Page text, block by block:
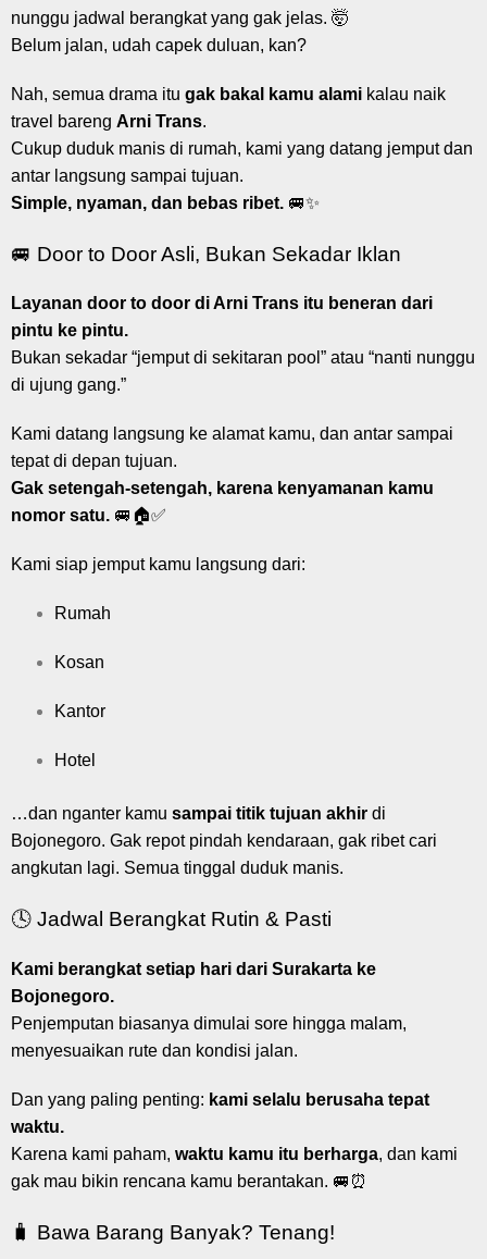
nunggu jadwal berangkat yang gak jelas. 🤯
Belum jalan, udah capek duluan, kan?
Nah, semua drama itu gak bakal kamu alami kalau naik
travel bareng Arni Trans.
Cukup duduk manis di rumah, kami yang datang jemput dan
antar langsung sampai tujuan.
Simple, nyaman, dan bebas ribet. 🚐✨
🚐 Door to Door Asli, Bukan Sekadar Iklan
Layanan door to door di Arni Trans itu beneran dari
pintu ke pintu.
Bukan sekadar “jemput di sekitaran pool” atau “nanti nunggu
di ujung gang.”
Kami datang langsung ke alamat kamu, dan antar sampai
tepat di depan tujuan.
Gak setengah-setengah, karena kenyamanan kamu
nomor satu. 🚐🏠✅
Kami siap jemput kamu langsung dari:
Rumah
Kosan
Kantor
Hotel
…dan nganter kamu sampai titik tujuan akhir di
Bojonegoro. Gak repot pindah kendaraan, gak ribet cari
angkutan lagi. Semua tinggal duduk manis.
🕓 Jadwal Berangkat Rutin & Pasti
Kami berangkat setiap hari dari Surakarta ke
Bojonegoro.
Penjemputan biasanya dimulai sore hingga malam,
menyesuaikan rute dan kondisi jalan.
Dan yang paling penting: kami selalu berusaha tepat
waktu.
Karena kami paham, waktu kamu itu berharga, dan kami
gak mau bikin rencana kamu berantakan. 🚐⏰
🧳 Bawa Barang Banyak? Tenang!